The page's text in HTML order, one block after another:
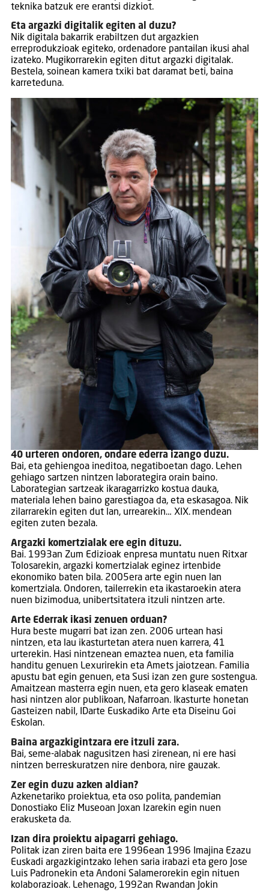
teknika batzuk ere erantsi dizkiot.
Eta argazki digitalik egiten al duzu?
Nik digitala bakarrik erabiltzen dut argazkien
erreprodukzioak egiteko, ordenadore pantailan ikusi ahal
izateko. Mugikorrarekin egiten ditut argazki digitalak.
Bestela, soinean kamera txiki bat daramat beti, baina
karreteduna.
40 urteren ondoren, ondare ederra izango duzu.
Bai, eta gehiengoa ineditoa, negatiboetan dago. Lehen
gehiago sartzen nintzen laborategira orain baino.
Laborategian sartzeak ikaragarrizko kostua dauka,
materiala lehen baino garestiagoa da, eta eskasagoa. Nik
zilarrarekin egiten dut lan, urrearekin… XIX. mendean
egiten zuten bezala.
Argazki komertzialak ere egin dituzu.
Bai. 1993an Zum Edizioak enpresa muntatu nuen Ritxar
Tolosarekin, argazki komertzialak eginez irtenbide
ekonomiko baten bila. 2005era arte egin nuen lan
komertziala. Ondoren, tailerrekin eta ikastaroekin atera
nuen bizimodua, unibertsitatera itzuli nintzen arte.
Arte Ederrak ikasi zenuen orduan?
Hura beste mugarri bat izan zen. 2006 urtean hasi
nintzen, eta lau ikasturtetan atera nuen karrera, 41
urterekin. Hasi nintzenean emaztea nuen, eta familia
handitu genuen Lexurirekin eta Amets jaiotzean. Familia
apustu bat egin genuen, eta Susi izan zen gure sostengua.
Amaitzean masterra egin nuen, eta gero klaseak ematen
hasi nintzen alor publikoan, Nafarroan. Ikasturte honetan
Gasteizen nabil, IDarte Euskadiko Arte eta Diseinu Goi
Eskolan.
Baina argazkigintzara ere itzuli zara.
Bai, seme-alabak nagusitzen hasi zirenean, ni ere hasi
nintzen berreskuratzen nire denbora, nire gauzak.
Zer egin duzu azken aldian?
Azkenetariko proiektua, eta oso polita, pandemian
Donostiako Eliz Museoan Joxan Izarekin egin nuen
erakusketa da.
Izan dira proiektu aipagarri gehiago.
Politak izan ziren baita ere 1996ean 1996 Imajina Ezazu
Euskadi argazkigintzako lehen saria irabazi eta gero Jose
Luis Padronekin eta Andoni Salamerorekin egin nituen
kolaborazioak. Lehenago, 1992an Rwandan Jokin